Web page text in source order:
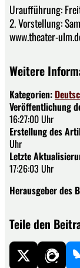
Uraufführung:
2. Vorstellung:
www.theater-
Weitere
Kategorien:
Veröffentlichung
16:27:00 Uhr
Erstellung des
Uhr
Letzte
17:26:03 Uhr
Herausgeber des
Teile den